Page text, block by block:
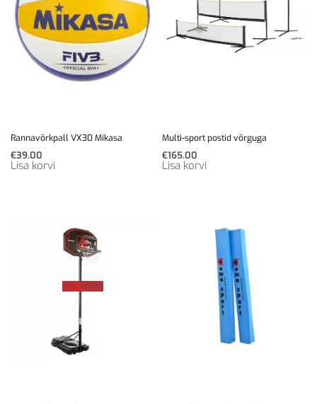
Rannavõrkpall VX30 Mikasa
€39.00
Lisa korvi
Multi-sport postid võrguga
€165.00
Lisa korvi
-10% SOODUS